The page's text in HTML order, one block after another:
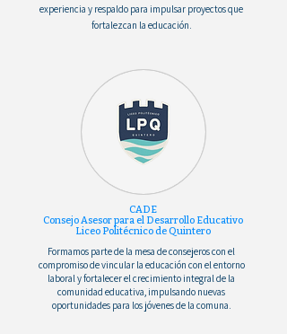
experiencia y respaldo para impulsar proyectos que
fortalezcan la educación.
CADE
Consejo Asesor para el Desarrollo Educativo
Liceo Politécnico de Quintero
Formamos parte de la mesa de consejeros con el
compromiso de vincular la educación con el entorno
laboral y fortalecer el crecimiento integral de la
comunidad educativa, impulsando nuevas
oportunidades para los jóvenes de la comuna.